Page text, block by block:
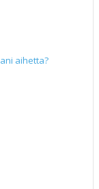
aihetta?